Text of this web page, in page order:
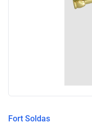
Fort Soldas